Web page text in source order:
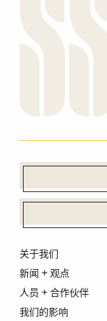
关于我们
新闻 + 观点
人员 + 合作伙伴
我们的影响